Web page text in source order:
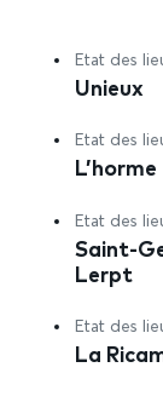
Etat des
Unieux
Etat des
L’horme
Etat des
Saint-
Lerpt
Etat des
La